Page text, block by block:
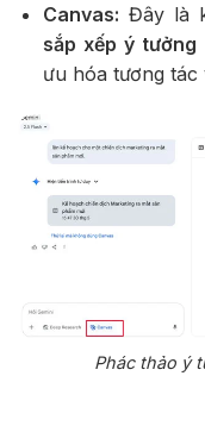
Canvas: Đây là
sắp xếp ý tưởng
ưu hóa tương tác
Phác thảo ý